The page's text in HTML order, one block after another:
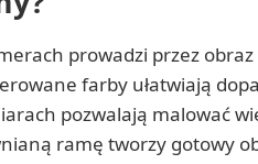
prowadzi przez
farby ułatwiają
pozwalają malować
ramę tworzy gotowy